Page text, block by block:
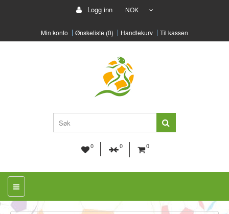
Logg inn NOK
Min konto Ønskeliste (0) Handlekurv Til kassen
0 0 0